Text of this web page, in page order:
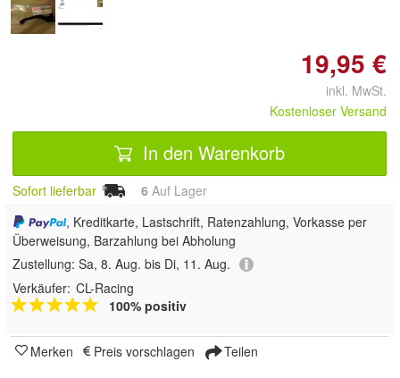
19,95 €
inkl. MwSt.
Kostenloser Versand
In den Warenkorb
Sofort lieferbar 6 Auf Lager
, Kreditkarte, Lastschrift, Ratenzahlung, Vorkasse per
Überweisung, Barzahlung bei Abholung
Zustellung: Sa, 8. Aug. bis Di, 11. Aug.
Verkäufer: CL-Racing
100% positiv
Merken Preis vorschlagen Teilen